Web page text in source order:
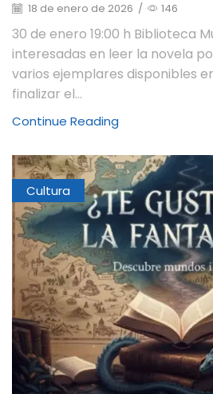
18 de enero de 2026 / 146
30 de enero 19:00 h Biblioteca
interesadas en leer la novela
varios ejemplares disponibles
finalizar el...
Continue Reading
Cultura